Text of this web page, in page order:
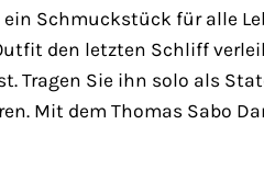
ein Schmuckstück für alle
den letzten Schliff
Tragen Sie ihn solo als
Mit dem Thomas Sabo